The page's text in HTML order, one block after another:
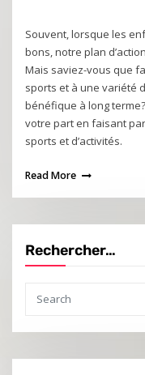
Souvent, lorsque les
bons, notre plan
Mais saviez-vous que
sports et à une variété
bénéfique à long
votre part en faisant
sports et d’activités.
Read More
Rechercher…